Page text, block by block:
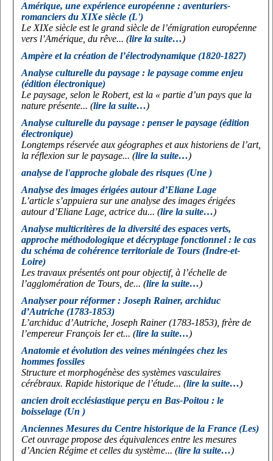
Amérique, une expérience européenne : aventuriers-
romanciers du XIXe siècle (L')
Le XIXe siècle est le grand siècle de l’émigration européenne
vers l’Amérique, du rêve... (lire la suite…)
Ampère et la création de l’électrodynamique (1820-1827)
Analyse culturelle du paysage : le paysage comme enjeu
(édition électronique)
Le paysage, selon le Robert, est la « partie d’un pays que la
nature présente... (lire la suite…)
Analyse culturelle du paysage : penser le paysage (édition
électronique)
Longtemps réservée aux géographes et aux historiens de l’art,
la réflexion sur le paysage... (lire la suite…)
analyse de l'approche globale des risques (Une )
Analyse des images érigées autour d’Eliane Lage
L’article s’appuiera sur une analyse des images érigées
autour d’Eliane Lage, actrice du... (lire la suite…)
Analyse multicritères de la diversité des espaces verts,
approche méthodologique et décryptage fonctionnel : le cas
du schéma de cohérence territoriale de Tours (Indre-et-
Loire)
Les travaux présentés ont pour objectif, à l’échelle de
l’agglomération de Tours, de... (lire la suite…)
Analyser pour réformer : Joseph Rainer, archiduc
d’Autriche (1783-1853)
L’archiduc d’Autriche, Joseph Rainer (1783-1853), frère de
l’empereur François Ier et... (lire la suite…)
Anatomie et évolution des veines méningées chez les
hommes fossiles
Structure et morphogénèse des systèmes vasculaires
cérébraux. Rapide historique de l’étude... (lire la suite…)
ancien droit ecclésiastique perçu en Bas-Poitou : le
boisselage (Un )
Anciennes Mesures du Centre historique de la France (Les)
Cet ouvrage propose des équivalences entre les mesures
d’Ancien Régime et celles du système... (lire la suite…)